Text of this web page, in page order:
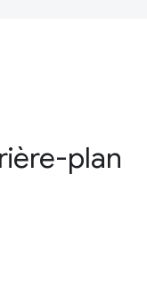
plan